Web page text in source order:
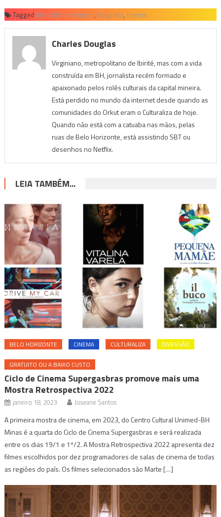
Tagged Até o Último Homem, Biografia, cinema
Charles Douglas
Virginiano, metropolitano de Ibirité, mas com a vida
construída em BH, jornalista recém formado e
apaixonado pelos rolês culturais da capital mineira.
Está perdido no mundo da internet desde quando as
comunidades do Orkut eram o Culturaliza de hoje.
Quando não está com a catuaba nas mãos, pelas
ruas de Belo Horizonte, está assistindo SBT ou
desenhos no Netflix.
LEIA TAMBÉM...
BELO HORIZONTE CINEMA CULTURALIZA DIVERSÃO
GRATUITO OU A BAIXO CUSTO
Ciclo de Cinema Supergasbras promove mais uma
Mostra Retrospectiva 2022
janeiro 18, 2023 Joseane Santos
A primeira mostra de cinema, em 2023, do Centro Cultural Unimed-BH
Minas é a quarta do Ciclo de Cinema Supergasbras e será realizada
entre os dias 19/1 e 1º/2. A Mostra Retrospectiva 2022 apresenta dez
filmes escolhidos por dez programadores de salas de cinema de todas
as regiões do país. Os filmes selecionados são Marte […]